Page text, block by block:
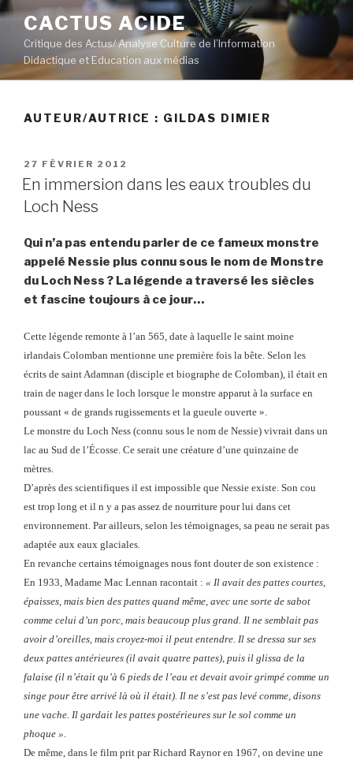
Aller
contenu
principal
CACTUS ACIDE
Critique des Actus/ Analyse Culture de l’Information
Didactique et Education aux médias
AUTEUR/AUTRICE : GILDAS DIMIER
PUBLIÉ
LE
27 FÉVRIER 2012
En immersion dans les eaux troubles du
Loch Ness
Qui n’a pas entendu parler de ce fameux monstre
appelé Nessie plus connu sous le nom de Monstre
du Loch Ness ? La légende a traversé les siècles
et fascine toujours à ce jour…
Cette légende remonte à l’an 565, date à laquelle le saint moine
irlandais Colomban mentionne une première fois la bête. Selon les
écrits de saint Adamnan (disciple et biographe de Colomban), il était en
train de nager dans le loch lorsque le monstre apparut à la surface en
poussant « de grands rugissements et la gueule ouverte ».
Le monstre du Loch Ness (connu sous le nom de Nessie) vivrait dans un
lac au Sud de l’Écosse. Ce serait une créature d’une quinzaine de
mètres.
D’après des scientifiques il est impossible que Nessie existe. Son cou
est trop long et il n y a pas assez de nourriture pour lui dans cet
environnement. Par ailleurs, selon les témoignages, sa peau ne serait pas
adaptée aux eaux glaciales.
En revanche certains témoignages nous font douter de son existence :
En 1933, Madame Mac Lennan racontait : « Il avait des pattes courtes,
épaisses, mais bien des pattes quand même, avec une sorte de sabot
comme celui d’un porc, mais beaucoup plus grand. Il ne semblait pas
avoir d’oreilles, mais croyez-moi il peut entendre. Il se dressa sur ses
deux pattes antérieures (il avait quatre pattes), puis il glissa de la
falaise (il n’était qu’à 6 pieds de l’eau et devait avoir grimpé comme un
singe pour être arrivé là où il était). Il ne s’est pas levé comme, disons
une vache. Il gardait les pattes postérieures sur le sol comme un
phoque ».
De même, dans le film prit par Richard Raynor en 1967, on devine une